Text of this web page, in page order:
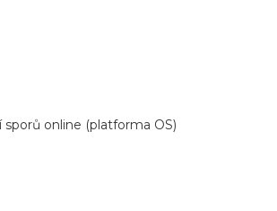
online (platforma OS)